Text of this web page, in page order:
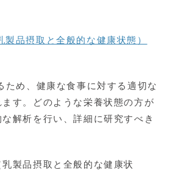
品摂取と全般的な健康状態）
め、健康な食事に対する適切な
す。どのような栄養状態の方が
解析を行い、詳細に研究すべき
製品摂取と全般的な健康状